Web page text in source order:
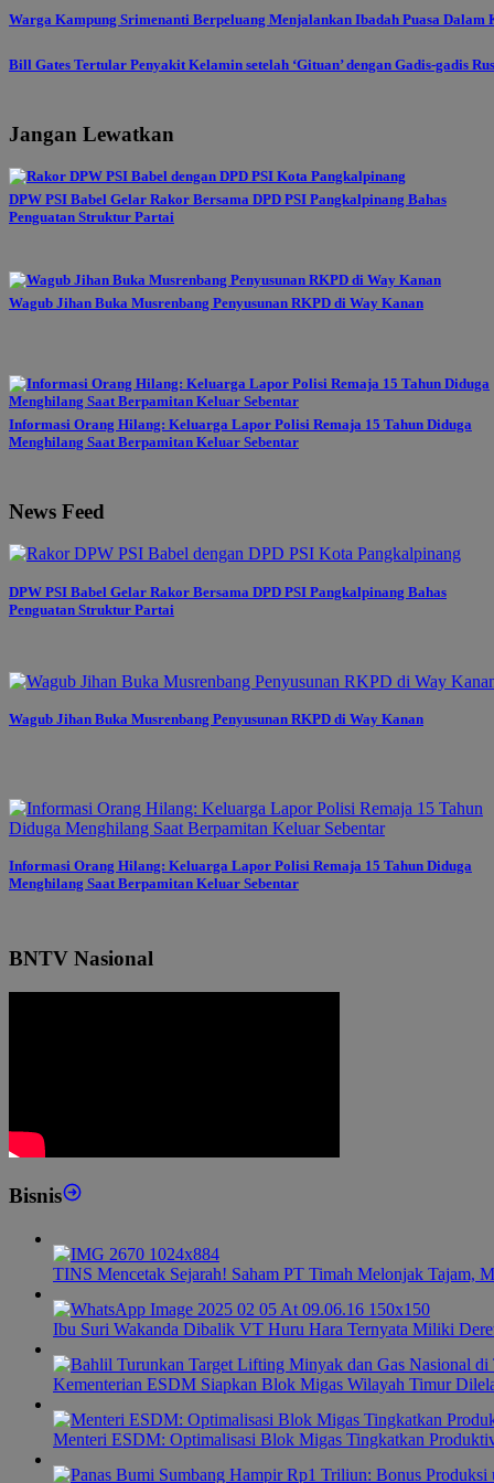
Warga Kampung Srimenanti Berpeluang Menjalankan Ibadah Puasa Dalam
Bill Gates Tertular Penyakit Kelamin setelah ‘Gituan’ dengan Gadis-gadis
Jangan Lewatkan
DPW PSI Babel Gelar Rakor Bersama DPD PSI Pangkalpinang Bahas
Penguatan Struktur Partai
Wagub Jihan Buka Musrenbang Penyusunan RKPD di Way Kanan
Informasi Orang Hilang: Keluarga Lapor Polisi Remaja 15 Tahun Diduga
Menghilang Saat Berpamitan Keluar Sebentar
News Feed
DPW PSI Babel Gelar Rakor Bersama DPD PSI Pangkalpinang Bahas
Penguatan Struktur Partai
Wagub Jihan Buka Musrenbang Penyusunan RKPD di Way Kanan
Informasi Orang Hilang: Keluarga Lapor Polisi Remaja 15 Tahun Diduga
Menghilang Saat Berpamitan Keluar Sebentar
BNTV Nasional
Bisnis
TINS Mencetak Sejarah! Saham PT Timah Melonjak Tajam,
Ibu Suri Wakanda Dibalik VT Huru Hara Ternyata Miliki
Kementerian ESDM Siapkan Blok Migas Wilayah Timur
Menteri ESDM: Optimalisasi Blok Migas Tingkatkan